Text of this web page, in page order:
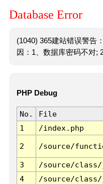
Database Error
(1040) 365建站错误警告
因：1、数据库密码不对;
PHP Debug
No. File
1
/index.php
2 /source/
3 /source/
4
/source/